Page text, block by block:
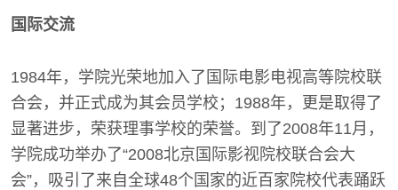
国际交流
1984年，学院光荣地加入了国际电影电视高等院校联
合会，并正式成为其会员学校；1988年，更是取得了
显著进步，荣获理事学校的荣誉。到了2008年11月，
学院成功举办了“2008北京国际影视院校联合会大
会”，吸引了来自全球48个国家的近百家院校代表踊跃